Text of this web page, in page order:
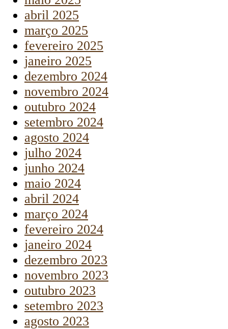
abril 2025
março 2025
fevereiro 2025
janeiro 2025
dezembro 2024
novembro 2024
outubro 2024
setembro 2024
agosto 2024
julho 2024
junho 2024
maio 2024
abril 2024
março 2024
fevereiro 2024
janeiro 2024
dezembro 2023
novembro 2023
outubro 2023
setembro 2023
agosto 2023